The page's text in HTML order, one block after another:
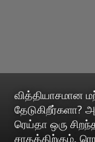
வித்தியாசமான
ரெய்தா ஒரு
சாதத்திற்கும்,